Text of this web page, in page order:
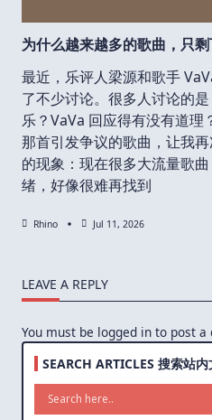
为什么越来越多的歌曲，只
最近，乐评人梁源和歌手
了不少讨论。很多人讨论的
乐？VaVa 回应得有没有道理
那首引发争议的歌曲，让我
的现象：现在很多大流量歌
绪，好像很难再找到
Rhino Jul 11, 2026
LEAVE A REPLY
You must be logged in to post a
SEARCH ARTICLES 搜索站